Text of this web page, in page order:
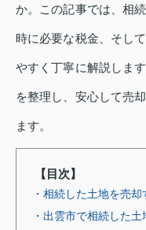
か。この記事では、相
時に必要な税金、そし
やすく丁寧に解説しま
を整理し、安心して売
ます。
【目次】
・相続した土地を売
・出雲市で相続した